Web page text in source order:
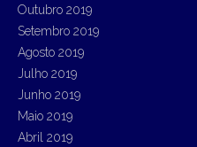
Outubro 2019
Setembro 2019
Agosto 2019
Julho 2019
Junho 2019
Maio 2019
Abril 2019